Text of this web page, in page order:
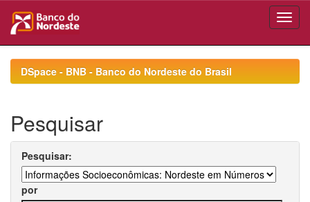
navigationDSpace - BNB - Banco do Nordeste do Brasil
Pesquisar
Pesquisar:
por